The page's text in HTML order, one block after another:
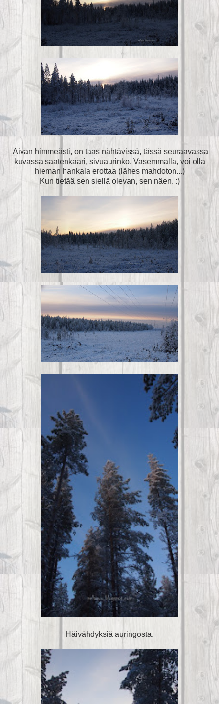
Aivan himmeästi, on taas nähtävissä, tässä seuraavassa
kuvassa saatenkaari, sivuaurinko. Vasemmalla, voi olla
hieman hankala erottaa (lähes mahdoton...)
Kun tietää sen siellä olevan, sen näen. :)
Häivähdyksiä auringosta.